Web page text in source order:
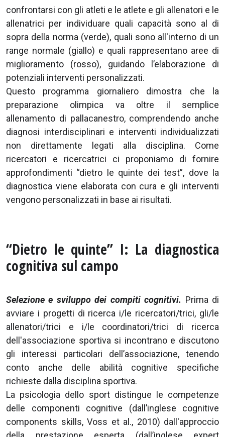
confrontarsi con gli atleti e le atlete e gli allenatori e le
allenatrici per individuare quali capacità sono al di
sopra della norma (verde), quali sono all'interno di un
range normale (giallo) e quali rappresentano aree di
miglioramento (rosso), guidando l’elaborazione di
potenziali interventi personalizzati.
Questo programma giornaliero dimostra che la
preparazione olimpica va oltre il semplice
allenamento di pallacanestro, comprendendo anche
diagnosi interdisciplinari e interventi individualizzati
non direttamente legati alla disciplina. Come
ricercatori e ricercatrici ci proponiamo di fornire
approfondimenti “dietro le quinte dei test”, dove la
diagnostica viene elaborata con cura e gli interventi
vengono personalizzati in base ai risultati.
“Dietro le quinte” I: La diagnostica
cognitiva sul campo
Selezione e sviluppo dei compiti cognitivi. Prima di
avviare i progetti di ricerca i/le ricercatori/trici, gli/le
allenatori/trici e i/le coordinatori/trici di ricerca
dell'associazione sportiva si incontrano e discutono
gli interessi particolari dell’associazione, tenendo
conto anche delle abilità cognitive specifiche
richieste dalla disciplina sportiva.
La psicologia dello sport distingue le competenze
delle componenti cognitive (dall’inglese cognitive
components skills, Voss et al., 2010) dall'approccio